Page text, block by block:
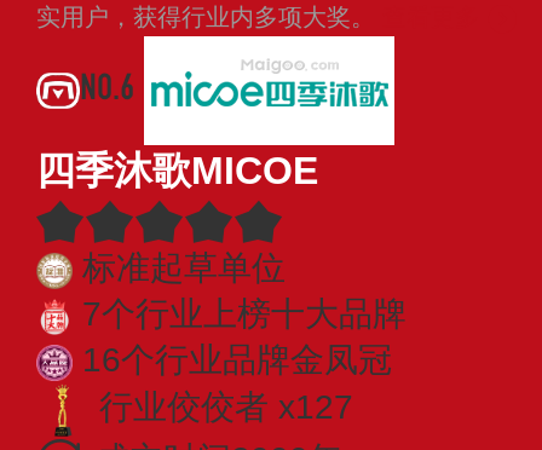
实用户，获得行业内多项大奖。
NO.6
四季沐歌MICOE
标准起草单位
7个行业上榜十大品牌
16个行业品牌金凤冠
行业佼佼者 x127